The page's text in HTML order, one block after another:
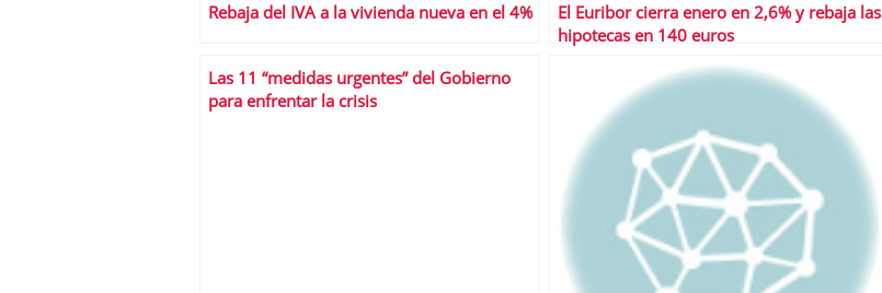
Rebaja del IVA a la vivienda nueva en el 4%
El Euribor cierra enero en 2,6% y rebaja las
hipotecas en 140 euros
Las 11 “medidas urgentes” del Gobierno
para enfrentar la crisis